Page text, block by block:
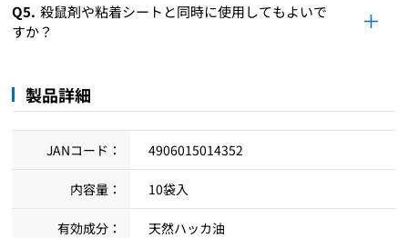
Q5. 殺鼠剤や粘着シートと同時に使用してもよいで
すか？
製品詳細
JANコード： 4906015014352
内容量： 10袋入
有効成分： 天然ハッカ油